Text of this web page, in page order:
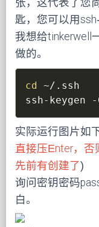
张，这代表了您
匙，您可以用
我想给tinkerwell
做的。
cd
~/.ssh
ssh-keygen
-
实际运行图片如
直接压Enter，否
先前有创建了)
询问密钥密码
白。